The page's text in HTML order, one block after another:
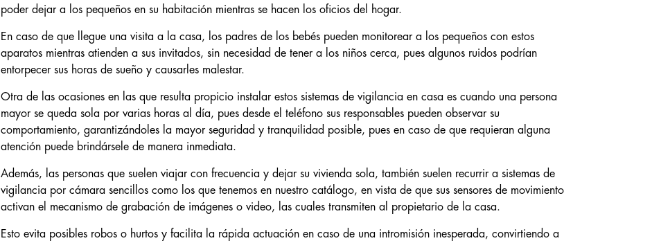
poder dejar a los pequeños en su habitación mientras se hacen los oficios del hogar.
En caso de que llegue una visita a la casa, los padres de los bebés pueden monitorear a los pequeños con estos
aparatos mientras atienden a sus invitados, sin necesidad de tener a los niños cerca, pues algunos ruidos podrían
entorpecer sus horas de sueño y causarles malestar.
Otra de las ocasiones en las que resulta propicio instalar estos sistemas de vigilancia en casa es cuando una persona
mayor se queda sola por varias horas al día, pues desde el teléfono sus responsables pueden observar su
comportamiento, garantizándoles la mayor seguridad y tranquilidad posible, pues en caso de que requieran alguna
atención puede brindársele de manera inmediata.
Además, las personas que suelen viajar con frecuencia y dejar su vivienda sola, también suelen recurrir a sistemas de
vigilancia por cámara sencillos como los que tenemos en nuestro catálogo, en vista de que sus sensores de movimiento
activan el mecanismo de grabación de imágenes o video, las cuales transmiten al propietario de la casa.
Esto evita posibles robos o hurtos y facilita la rápida actuación en caso de una intromisión inesperada, convirtiendo a
NO LO SÉ
No, gracias. No quiero mi descuento.